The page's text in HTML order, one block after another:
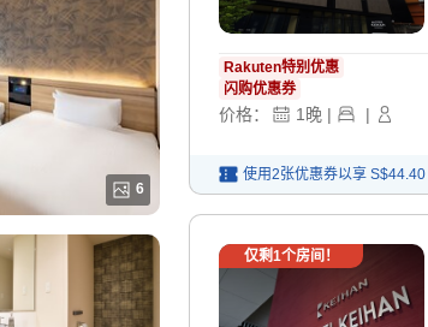
6
Rakuten特别优惠
闪购优惠券
价格： 1晚 | |
使用2张优惠券以享 S$44.40
仅剩1个房间！